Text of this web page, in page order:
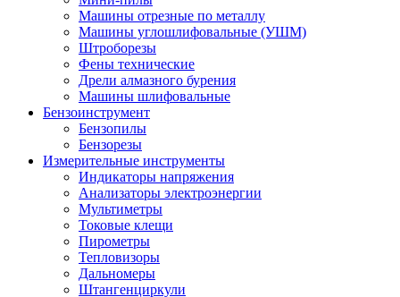
Машины отрезные по металлу
Машины углошлифовальные (УШМ)
Штроборезы
Фены технические
Дрели алмазного бурения
Машины шлифовальные
Бензоинструмент
Бензопилы
Бензорезы
Измерительные инструменты
Индикаторы напряжения
Анализаторы электроэнергии
Мультиметры
Токовые клещи
Пирометры
Тепловизоры
Дальномеры
Штангенциркули